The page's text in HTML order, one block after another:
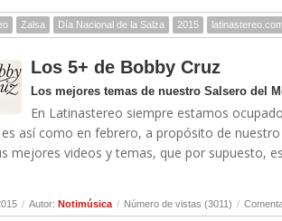
Zalsa Día Nacional de la Salza 2015
Los 5+ de Bobby Cruz
Los mejores temas de nuestro Salsero del
En Latinastereo siempre estamos
así como en febrero, a propósito de
mejores videos y temas, que por supuesto,
/ Autor: Notimúsica / Número de vistas (3011) /